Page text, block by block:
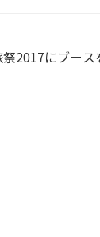
2017にブース